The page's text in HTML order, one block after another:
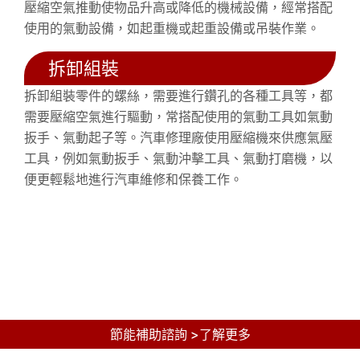
壓縮空氣推動使物品升高或降低的機械設備，經常搭配
使用的氣動設備，如起重機或起重設備或吊裝作業。
拆卸組裝
拆卸組裝零件的螺絲，需要進行鑽孔的各種工具等，都
需要壓縮空氣進行驅動，常搭配使用的氣動工具如氣動
扳手、氣動起子等。汽車修理廠使用壓縮機來供應氣壓
工具，例如氣動扳手、氣動沖擊工具、氣動打磨機，以
便更輕鬆地進行汽車維修和保養工作。
節能補助諮詢 >了解更多